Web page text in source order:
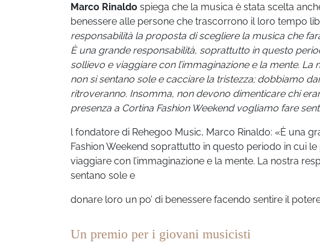
Marco Rinaldo spiega che la musica è stata scelta
benessere alle persone che trascorrono il loro tempo
responsabilità la proposta di scegliere la musica che
È una grande responsabilità, soprattutto in questo
sollievo e viaggiare con l’immaginazione e la mente.
non si sentano sole e cacciare la tristezza; dobbiamo
ritroveranno. Insomma, non devono dimenticare chi
presenza a Cortina Fashion Weekend vogliamo fare
l fondatore di Rehegoo Music, Marco Rinaldo: «È una
Fashion Weekend soprattutto in questo periodo in cui
viaggiare con l’immaginazione e la mente. La nostra
sentano sole e
donare loro un po’ di benessere facendo sentire il
Un premio per i giovani musicisti